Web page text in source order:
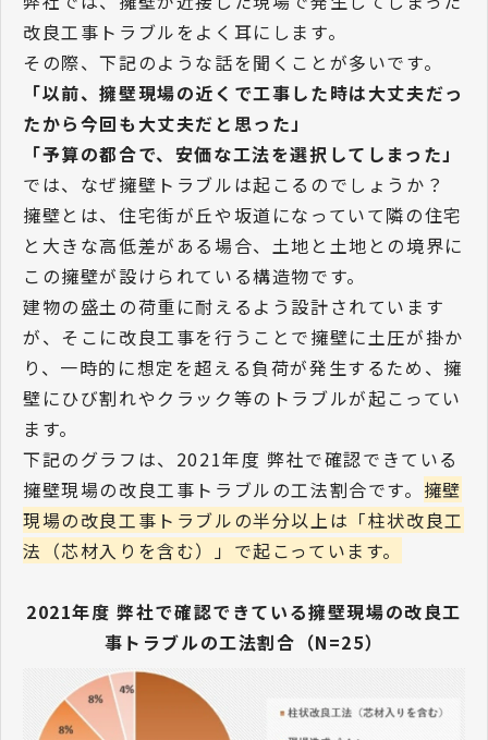
改良工事トラブルをよく耳にします。
その際、下記のような話を聞くことが多いです。
「以前、擁壁現場の近くで工事した時は大丈夫だっ
たから今回も大丈夫だと思った」
「予算の都合で、安価な工法を選択してしまった」
では、なぜ擁壁トラブルは起こるのでしょうか？
擁壁とは、住宅街が丘や坂道になっていて隣の住宅
と大きな高低差がある場合、土地と土地との境界に
この擁壁が設けられている構造物です。
建物の盛土の荷重に耐えるよう設計されています
が、そこに改良工事を行うことで擁壁に土圧が掛か
り、一時的に想定を超える負荷が発生するため、擁
壁にひび割れやクラック等のトラブルが起こってい
ます。
下記のグラフは、2021年度 弊社で確認できている
擁壁現場の改良工事トラブルの工法割合です。 擁壁
現場の改良工事トラブルの半分以上は「柱状改良工
法（芯材入りを含む）」で起こっています。
2021年度 弊社で確認できている擁壁現場の改良工
事トラブルの工法割合（N=25）